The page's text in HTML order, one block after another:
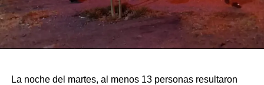
La noche del martes, al menos 13 personas resultaron